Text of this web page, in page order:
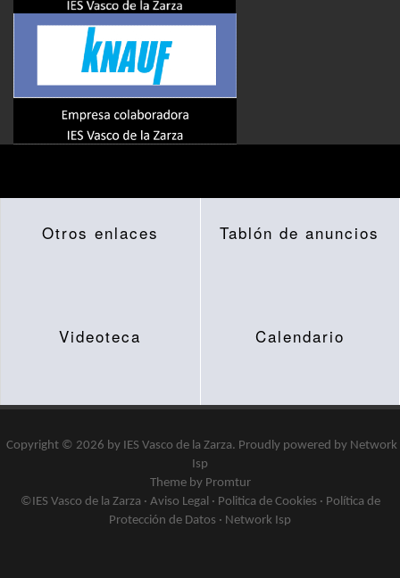
Otros enlaces Tablón de anuncios
Videoteca Calendario
Copyright © 2026 by IES Vasco de la Zarza. Proudly powered by Network
Isp
Theme by Promtur
©IES Vasco de la Zarza · Aviso Legal· Politica de Cookies · Política de
Protección de Datos · Network Isp